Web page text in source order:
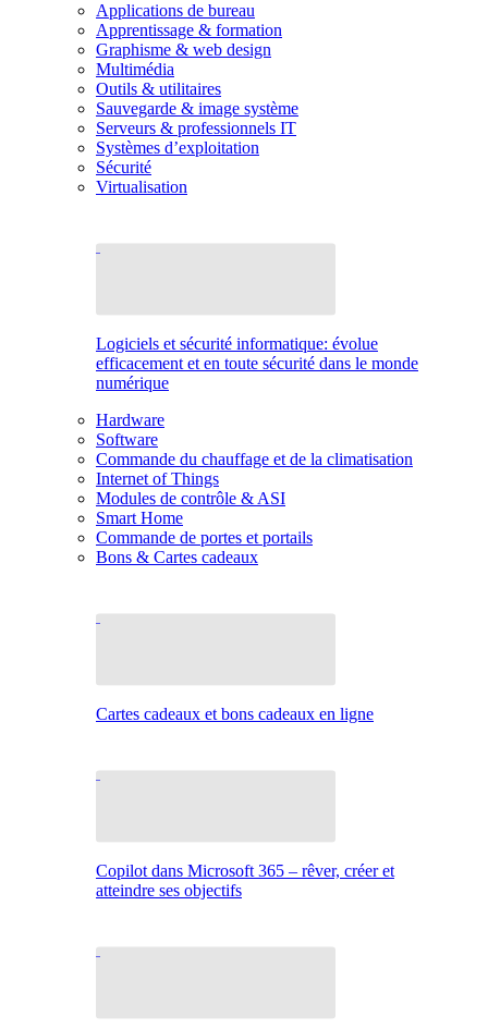
Applications de bureau
Apprentissage & formation
Graphisme & web design
Multimédia
Outils & utilitaires
Sauvegarde & image système
Serveurs & professionnels IT
Systèmes d’exploitation
Sécurité
Virtualisation
Logiciels et sécurité informatique: évolue
efficacement et en toute sécurité dans le monde
numérique
Hardware
Software
Commande du chauffage et de la climatisation
Internet of Things
Modules de contrôle & ASI
Smart Home
Commande de portes et portails
Bons & Cartes cadeaux
Cartes cadeaux et bons cadeaux en ligne
Copilot dans Microsoft 365 – rêver, créer et
atteindre ses objectifs